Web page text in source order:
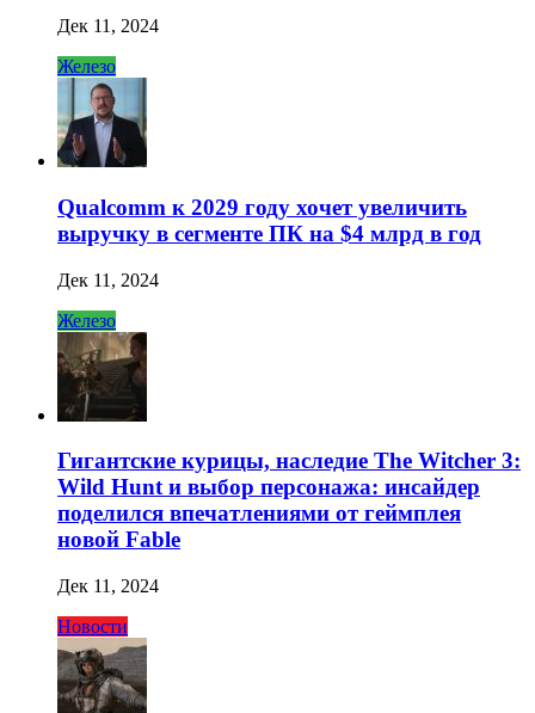
Дек 11, 2024
Железо
Qualcomm к 2029 году хочет увеличить
выручку в сегменте ПК на $4 млрд в год
Дек 11, 2024
Железо
Гигантские курицы, наследие The Witcher 3:
Wild Hunt и выбор персонажа: инсайдер
поделился впечатлениями от геймплея
новой Fable
Дек 11, 2024
Новости